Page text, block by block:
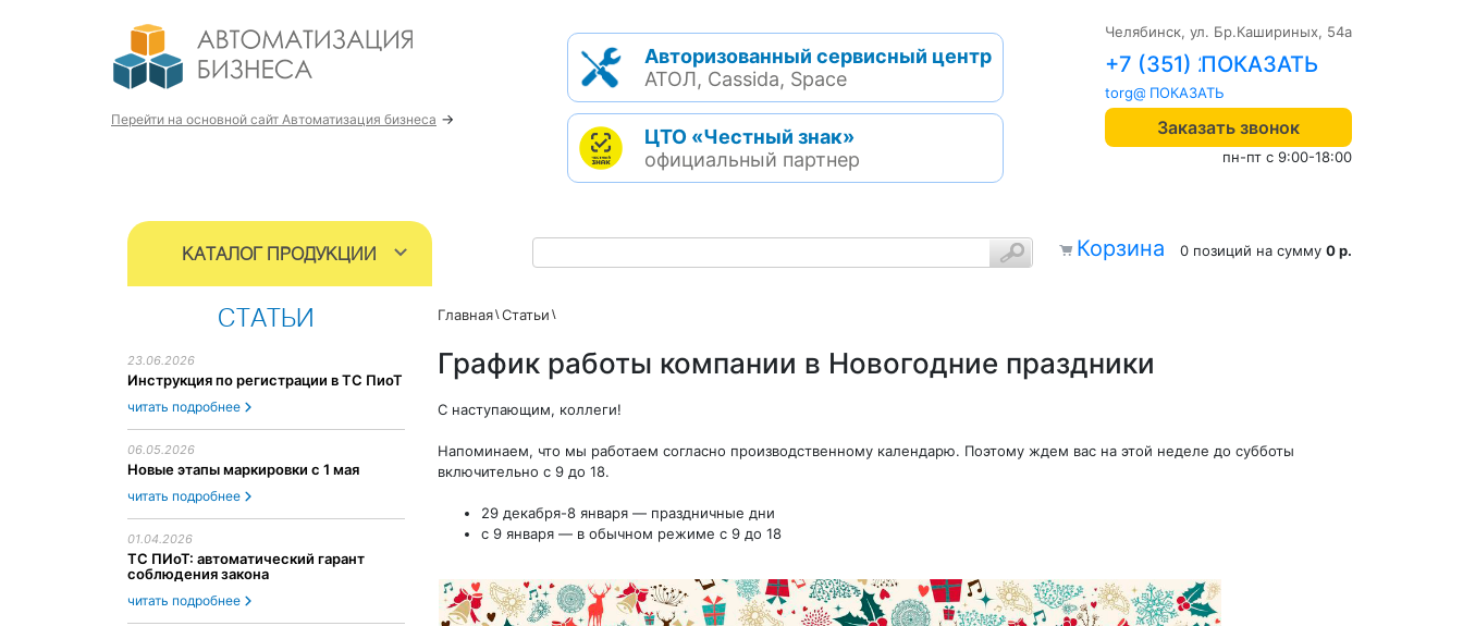
Перейти на основной сайт Автоматизация бизнеса →
Авторизованный сервисный центр
АТОЛ, Cassida, Space
ЦТО «Честный знак»
официальный партнер
Челябинск, ул. Бр.Кашириных, 54а
+7 (351) 242-04-09
torg@1cab.ru
Заказать звонок
пн-пт с 9:00-18:00
КАТАЛОГ ПРОДУКЦИИ Корзина 0 позиций на сумму0 р.
СТАТЬИ
23.06.2026
Инструкция по регистрации в ТС ПиоТ
читать подробнее
06.05.2026
Новые этапы маркировки с 1 мая
читать подробнее
01.04.2026
ТС ПИоТ: автоматический гарант
соблюдения закона
читать подробнее
Главная Статьи
График работы компании в Новогодние праздники
С наступающим, коллеги!
Напоминаем, что мы работаем согласно производственному календарю. Поэтому ждем вас на этой неделе до субботы
включительно с 9 до 18.
29 декабря-8 января — праздничные дни
с 9 января — в обычном режиме с 9 до 18